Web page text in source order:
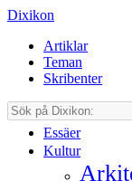
Dixikon
Artiklar
Teman
Skribenter
Essäer
Kultur